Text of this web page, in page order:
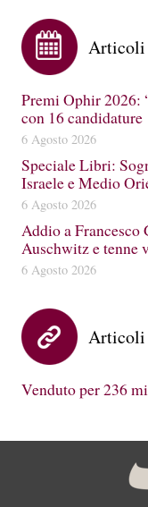
Articoli
Premi Ophir 2026:
con 16 candidature
6 Agosto 2026
Speciale Libri:
Israele e Medio
6 Agosto 2026
Addio a Francesco
Auschwitz e tenne
6 Agosto 2026
Articoli
Venduto per 236